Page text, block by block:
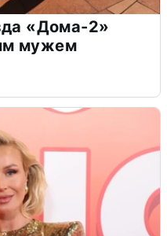
«Дома-2»
мужем